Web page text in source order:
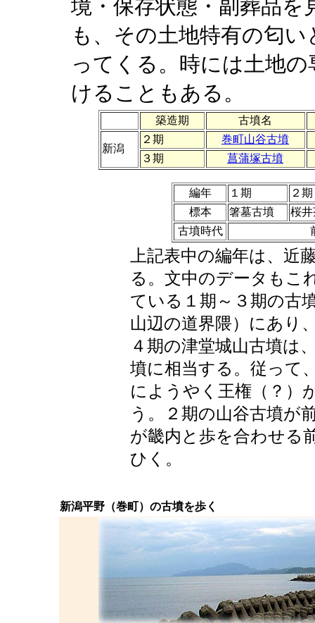
境・保存状態・副葬品
も、その土地特有の匂
ってくる。時には土地
けることもある。
築造期 古墳名
新潟
２期
巻町山谷古墳
３期
菖蒲塚古墳
編年 １期
２期
標本
箸墓古墳
桜
古墳時代
上記表中の編年は、近
る。文中のデータもこ
ている１期～３期の古
山辺の道界隈）にあり
４期の津堂城山古墳は
墳に相当する。従って
にようやく王権（？）
う。２期の山谷古墳が
が畿内と歩を合わせる
ひく。
新潟平野（巻町）の古墳を歩く